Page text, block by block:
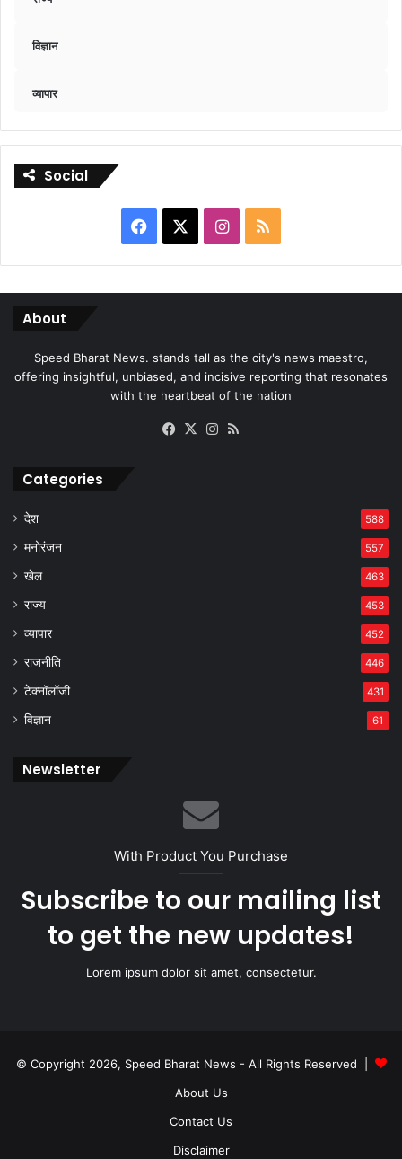
विज्ञान
व्यापार
Social
Facebook Instagram
RSS
About
Speed Bharat News. stands tall as the city's news maestro,
offering insightful, unbiased, and incisive reporting that resonates
with the heartbeat of the nation
Facebook
X Instagram
Categories
देश 588
मनोरंजन 557
खेल 463
राज्य 453
व्यापार 452
राजनीति 446
टेक्नॉलॉजी 431
विज्ञान 61
Newsletter
With Product You Purchase
Subscribe to our mailing list
to get the new updates!
Lorem ipsum dolor sit amet, consectetur.
© Copyright 2026, Speed Bharat News - All Rights Reserved |
About Us
Contact Us
Disclaimer